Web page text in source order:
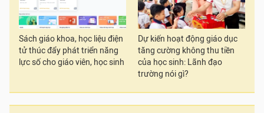
Sách giáo khoa, học liệu điện
tử thúc đẩy phát triển năng
lực số cho giáo viên, học sinh
Dự kiến hoạt động giáo dục
tăng cường không thu tiền
của học sinh: Lãnh đạo
trường nói gì?